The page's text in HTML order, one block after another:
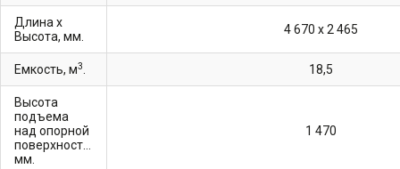
Длина х
Высота, мм.
4 670 x 2 465
Емкость, м3. 18,5
Высота
подъема
над опорной
поверхностью,
мм.
1 470